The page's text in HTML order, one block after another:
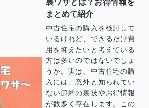
裏ワザとは？お得情報を
まとめて紹介
中古住宅の購入を検討して
いるけれど、できるだけ費
用を抑えたいと考えている
方は多いのではないでしょ
うか。実は、中古住宅の購
入には、意外と知られてい
ない節約の裏技やお得情報
が数多く存在します。この